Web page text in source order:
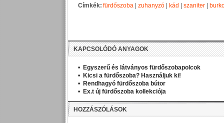
Címkék:fürdőszoba zuhanyzó kád szaniter
KAPCSOLÓDÓ ANYAGOK
Egyszerű és látványos fürdőszobapolcok
Kicsi a fürdőszoba? Használjuk ki!
Rendhagyó fürdőszoba bútor
Ex.t új fürdőszoba kollekciója